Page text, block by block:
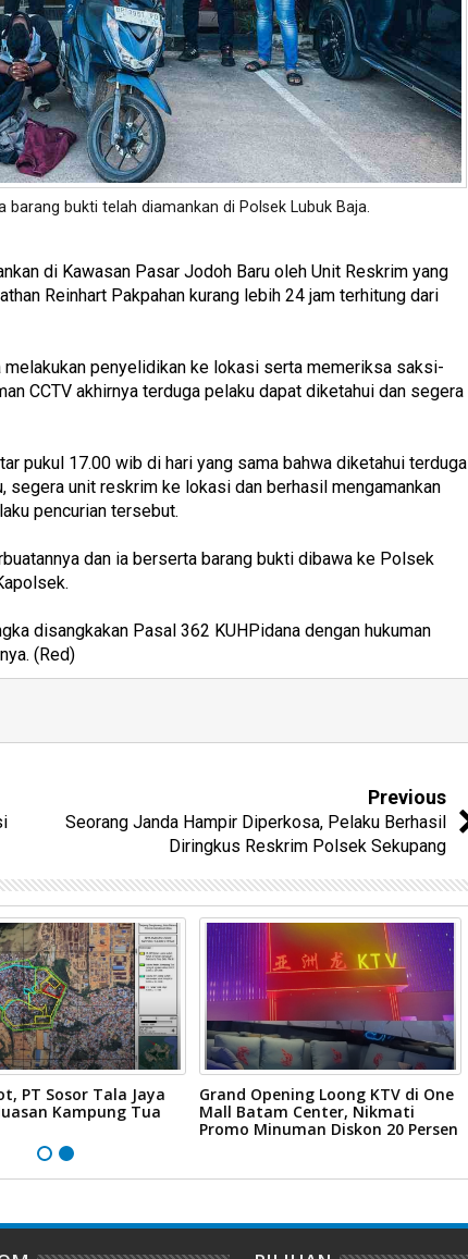
barang bukti telah diamankan di Polsek Lubuk Baja.
di Kawasan Pasar Jodoh Baru oleh Unit Reskrim yang
Reinhart Pakpahan kurang lebih 24 jam terhitung dari
penyelidikan ke lokasi serta memeriksa saksi-
CCTV akhirnya terduga pelaku dapat diketahui dan segera
pukul 17.00 wib di hari yang sama bahwa diketahui terduga
segera unit reskrim ke lokasi dan berhasil mengamankan
pencurian tersebut.
dan ia berserta barang bukti dibawa ke Polsek
disangkakan Pasal 362 KUHPidana dengan hukuman
(Red)
Previous
Seorang Janda Hampir Diperkosa, Pelaku Berhasil
Diringkus Reskrim Polsek Sekupang
PT Sosor Tala Jaya
Kampung Tua
Grand Opening Loong KTV di One
Mall Batam Center, Nikmati
Promo Minuman Diskon 20 Persen